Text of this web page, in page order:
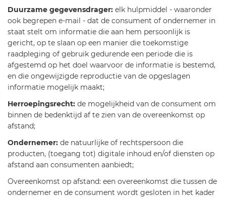
Duurzame gegevensdrager: elk hulpmiddel - waaronder
ook begrepen e-mail - dat de consument of ondernemer in
staat stelt om informatie die aan hem persoonlijk is
gericht, op te slaan op een manier die toekomstige
raadpleging of gebruik gedurende een periode die is
afgestemd op het doel waarvoor de informatie is bestemd,
en die ongewijzigde reproductie van de opgeslagen
informatie mogelijk maakt;
Herroepingsrecht: de mogelijkheid van de consument om
binnen de bedenktijd af te zien van de overeenkomst op
afstand;
Ondernemer: de natuurlijke of rechtspersoon die
producten, (toegang tot) digitale inhoud en/of diensten op
afstand aan consumenten aanbiedt;
Overeenkomst op afstand: een overeenkomst die tussen de
ondernemer en de consument wordt gesloten in het kader